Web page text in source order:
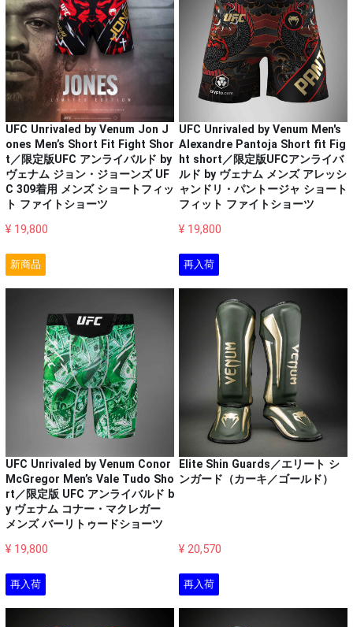
UFC Unrivaled by Venum Jon J
ones Men’s Short Fit Fight Shor
t／限定版UFC アンライバルド by
ヴェナム ジョン・ジョーンズ UF
C 309着用 メンズ ショートフィッ
ト ファイトショーツ
¥ 19,800
UFC Unrivaled by Venum Men's
Alexandre Pantoja Short fit Fig
ht short／限定版UFCアンライバ
ルド by ヴェナム メンズ アレッシ
ャンドリ・パントージャ ショート
フィット ファイトショーツ
¥ 19,800
新商品
UFC Unrivaled by Venum Conor
McGregor Men’s Vale Tudo Sho
rt／限定版 UFC アンライバルド b
y ヴェナム コナー・マクレガー
メンズ バーリトゥードショーツ
¥ 19,800
再入荷
Elite Shin Guards／エリート シ
ンガード（カーキ／ゴールド）
¥ 20,570
再入荷 再入荷